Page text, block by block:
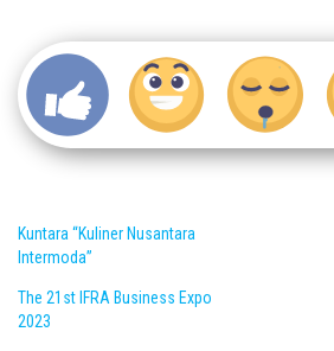
Kuntara “Kuliner Nusantara
Intermoda”
The 21st IFRA Business Expo
2023